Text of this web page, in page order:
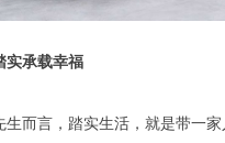
实承载幸福
生而言，踏实生活，就是带一